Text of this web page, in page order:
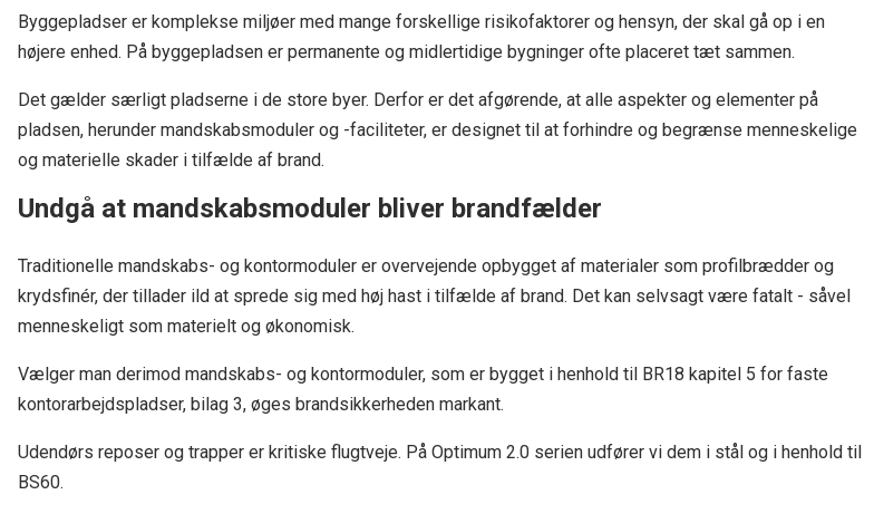
Byggepladser er komplekse miljøer med mange forskellige risikofaktorer og hensyn, der skal gå op i en
højere enhed. På byggepladsen er permanente og midlertidige bygninger ofte placeret tæt sammen.
Det gælder særligt pladserne i de store byer. Derfor er det afgørende, at alle aspekter og elementer på
pladsen, herunder mandskabsmoduler og -faciliteter, er designet til at forhindre og begrænse menneskelige
og materielle skader i tilfælde af brand.
Undgå at mandskabsmoduler bliver brandfælder
Traditionelle mandskabs- og kontormoduler er overvejende opbygget af materialer som profilbrædder og
krydsfinér, der tillader ild at sprede sig med høj hast i tilfælde af brand. Det kan selvsagt være fatalt - såvel
menneskeligt som materielt og økonomisk.
Vælger man derimod mandskabs- og kontormoduler, som er bygget i henhold til BR18 kapitel 5 for faste
kontorarbejdspladser, bilag 3, øges brandsikkerheden markant.
Udendørs reposer og trapper er kritiske flugtveje. På Optimum 2.0 serien udfører vi dem i stål og i henhold til
BS60.